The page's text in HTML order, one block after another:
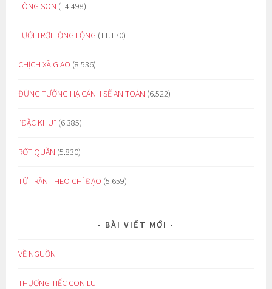
LÒNG SON (14.498)
LƯỚI TRỜI LỒNG LỘNG (11.170)
CHỊCH XÃ GIAO (8.536)
ĐỪNG TƯỞNG HẠ CÁNH SẼ AN TOÀN (6.522)
“ĐẶC KHU” (6.385)
RỚT QUẦN (5.830)
TỪ TRẦN THEO CHỈ ĐẠO (5.659)
BÀI VIẾT MỚI
VỀ NGUỒN
THƯƠNG TIẾC CON LU